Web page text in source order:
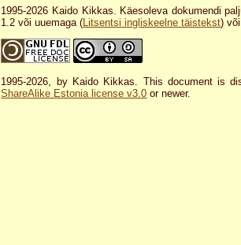
1995-2026 Kaido Kikkas. Käesoleva dokumendi
1.2 või uuemaga (Litsentsi ingliskeelne täistekst)
1995-2026, by Kaido Kikkas. This document is
ShareAlike Estonia license v3.0 or newer.